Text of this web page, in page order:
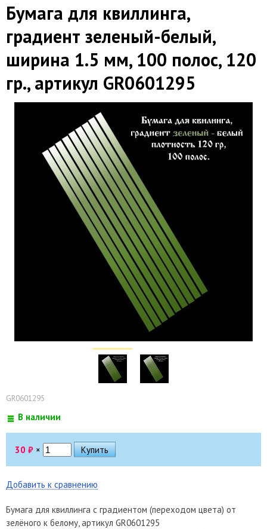
Бумага для квиллинга,
градиент зеленый-белый,
ширина 1.5 мм, 100 полос, 120
гр., артикул GR0601295
GR0601295
В наличии
30 ₽ ×
Добавить к сравнению
Бумага для квиллинга с градиентом (переходом цвета) от
зелёного к белому, артикул GR0601295